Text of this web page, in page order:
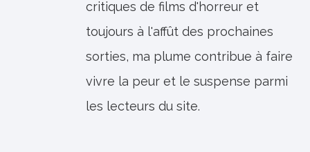
critiques de films d'horreur et
toujours à l'affût des prochaines
sorties, ma plume contribue à faire
vivre la peur et le suspense parmi
les lecteurs du site.